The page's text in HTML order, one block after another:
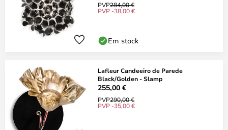
PVP284,00 €
PVP -38,00 €
Em stock
Lafleur Candeeiro de Parede
Black/Golden - Slamp
255,00 €
PVP290,00 €
PVP -35,00 €